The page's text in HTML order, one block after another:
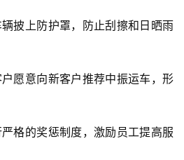
披上防护罩，防止刮擦和日晒雨
愿意向新客户推荐中振运车，形
格的奖惩制度，激励员工提高服